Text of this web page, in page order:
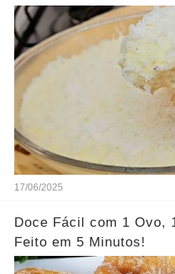
17/06/2025
Doce Fácil com 1 Ovo,
Feito em 5 Minutos!